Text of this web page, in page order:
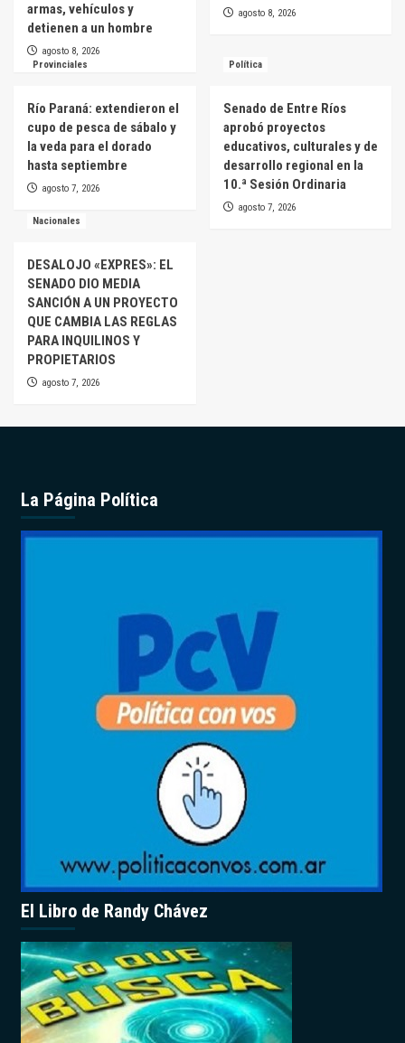
armas, vehículos y
detienen a un hombre
agosto 8, 2026
agosto 8, 2026
Provinciales
Río Paraná: extendieron el
cupo de pesca de sábalo y
la veda para el dorado
hasta septiembre
agosto 7, 2026
Política
Senado de Entre Ríos
aprobó proyectos
educativos, culturales y de
desarrollo regional en la
10.ª Sesión Ordinaria
agosto 7, 2026
Nacionales
DESALOJO «EXPRES»: EL
SENADO DIO MEDIA
SANCIÓN A UN PROYECTO
QUE CAMBIA LAS REGLAS
PARA INQUILINOS Y
PROPIETARIOS
agosto 7, 2026
La Página Política
El Libro de Randy Chávez